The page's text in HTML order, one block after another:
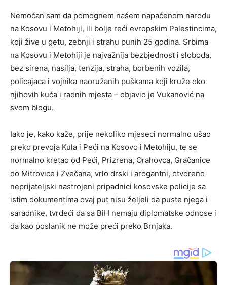
Nemoćan sam da pomognem našem napaćenom narodu
na Kosovu i Metohiji, ili bolje reći evropskim Palestincima,
koji žive u getu, zebnji i strahu punih 25 godina. Srbima
na Kosovu i Metohiji je najvažnija bezbjednost i sloboda,
bez sirena, nasilja, tenzija, straha, borbenih vozila,
policajaca i vojnika naoružanih puškama koji kruže oko
njihovih kuća i radnih mjesta – objavio je Vukanović na
svom blogu.
Iako je, kako kaže, prije nekoliko mjeseci normalno ušao
preko prevoja Kula i Peći na Kosovo i Metohiju, te se
normalno kretao od Peći, Prizrena, Orahovca, Gračanice
do Mitrovice i Zvečana, vrlo drski i arogantni, otvoreno
neprijateljski nastrojeni pripadnici kosovske policije sa
istim dokumentima ovaj put nisu željeli da puste njega i
saradnike, tvrdeći da sa BiH nemaju diplomatske odnose i
da kao poslanik ne može preći preko Brnjaka.